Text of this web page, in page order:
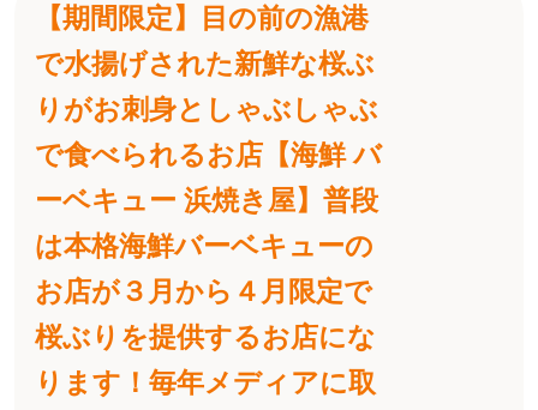
【期間限定】目の前の漁港
で水揚げされた新鮮な桜ぶ
りがお刺身としゃぶしゃぶ
で食べられるお店【海鮮 バ
ーベキュー 浜焼き屋】普段
は本格海鮮バーベキューの
お店が３月から４月限定で
桜ぶりを提供するお店にな
ります！毎年メディアに取